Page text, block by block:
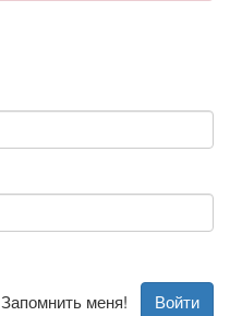
Запомнить меня!